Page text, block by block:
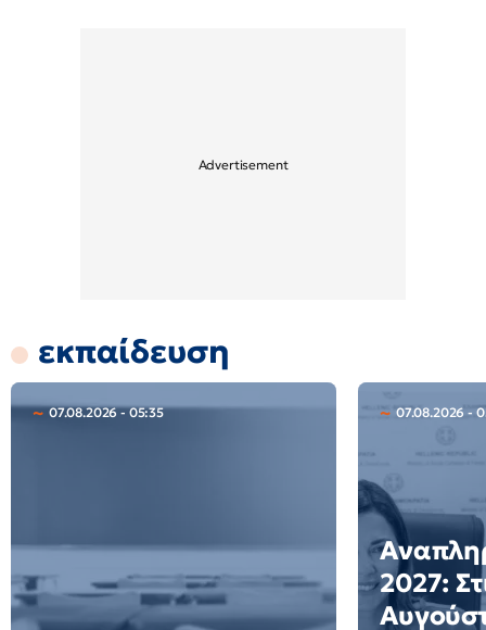
εκπαίδευση
07.08.2026 - 05:35 07.08.2026 -
2027: